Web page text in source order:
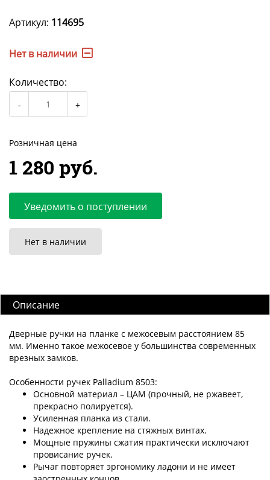
Артикул: 114695
Нет в наличии
Количество:
Розничная цена
1 280 руб.
Уведомить о поступлении
Нет в наличии
Описание
Дверные ручки на планке с межосевым расстоянием 85
мм. Именно такое межосевое у большинства современных
врезных замков.
Особенности ручек Palladium 8503:
Основной материал – ЦАМ (прочный, не ржавеет,
прекрасно полируется).
Усиленная планка из стали.
Надежное крепление на стяжных винтах.
Мощные пружины сжатия практически исключают
провисание ручек.
Рычаг повторяет эргономику ладони и не имеет